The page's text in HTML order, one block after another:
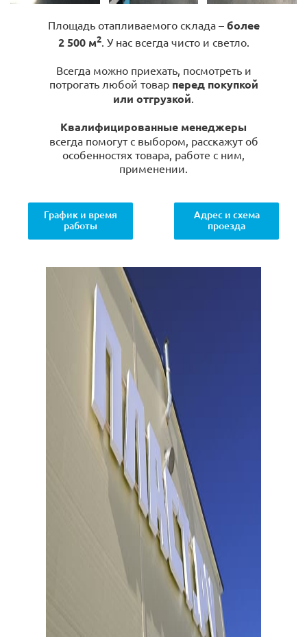
Площадь отапливаемого склада – более
2 500 м2. У нас всегда чисто и светло.
Всегда можно приехать, посмотреть и
потрогать любой товар перед покупкой
или отгрузкой.
Квалифицированные менеджеры
всегда помогут с выбором, расскажут об
особенностях товара, работе с ним,
применении.
График и время
работы
Адрес и схема
проезда